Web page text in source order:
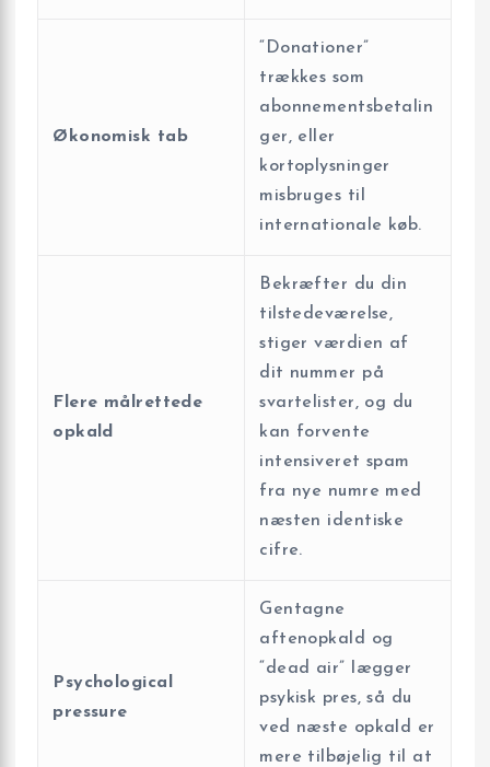
Økonomisk tab
“Donationer”
trækkes som
abonnementsbetalin
ger, eller
kortoplysninger
misbruges til
internationale køb.
Flere målrettede
opkald
Bekræfter du din
tilstedeværelse,
stiger værdien af
dit nummer på
svartelister, og du
kan forvente
intensiveret spam
fra nye numre med
næsten identiske
cifre.
Psychological
pressure
Gentagne
aftenopkald og
“dead air” lægger
psykisk pres, så du
ved næste opkald er
mere tilbøjelig til at